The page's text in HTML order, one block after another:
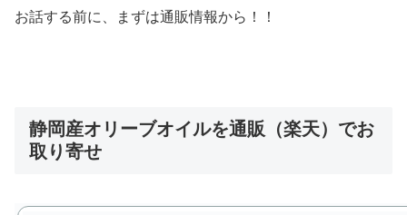
お話する前に、
まずは通販情報から！！
静岡産オリーブオイルを通販（楽天）でお
取り寄せ